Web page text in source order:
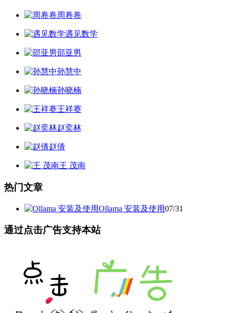
周卷卷
遇见数学
邵亚男
孙慧中
孙晓楠
王祥赛
赵奕林
赵倩
王 茂南
热门文章
Ollama 安装及使用07/31
通过点击广告支持本站